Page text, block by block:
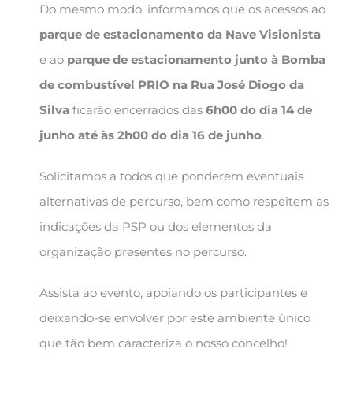
Do mesmo modo, informamos que os acessos ao
parque de estacionamento da Nave Visionista
e ao parque de estacionamento junto à Bomba
de combustível PRIO na Rua José Diogo da
Silvaficarão encerrados das 6h00 do dia 14 de
junho até às 2h00 do dia 16 de junho.
Solicitamos a todos que ponderem eventuais
alternativas de percurso, bem como respeitem as
indicações da PSP ou dos elementos da
organização presentes no percurso.
Assista ao evento, apoiando os participantes e
deixando-se envolver por este ambiente único
que tão bem caracteriza o nosso concelho!